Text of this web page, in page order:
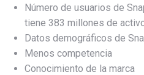
Número de usuarios de
tiene 383 millones de
Datos demográficos de
Menos competencia
Conocimiento de la marca